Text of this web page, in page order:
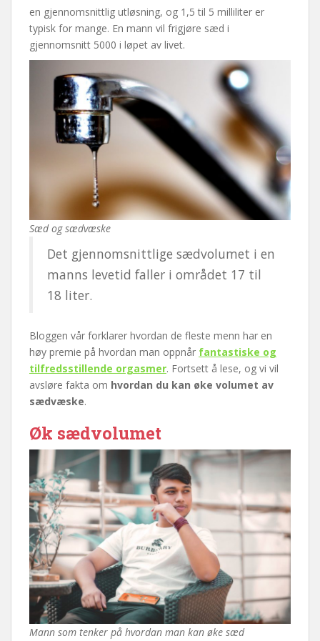
en gjennomsnittlig utløsning, og 1,5 til 5 milliliter er
typisk for mange. En mann vil frigjøre sæd i
gjennomsnitt 5000 i løpet av livet.
Sæd og sædvæske
Det gjennomsnittlige sædvolumet i en
manns levetid faller i området 17 til
18 liter.
Bloggen vår forklarer hvordan de fleste menn har en
høy premie på hvordan man oppnår fantastiske og
tilfredsstillende orgasmer. Fortsett å lese, og vi vil
avsløre fakta om hvordan du kan øke volumet av
sædvæske.
Øk sædvolumet
Mann som tenker på hvordan man kan øke sæd